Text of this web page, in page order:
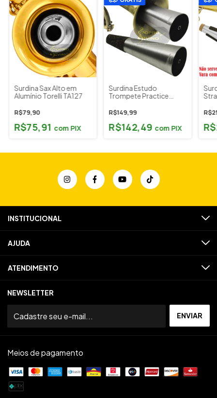
Surdina Sax Alto em
Alumínio Torelli TA127
R$79,90
R$75,91 com PIX
Surdina Estudo
Trompete Practice
Barkley Brasil
R$149,99
R$142,49 com PIX
INSTITUCIONAL
AJUDA
ATENDIMENTO
NEWSLETTER
Meios de pagamento